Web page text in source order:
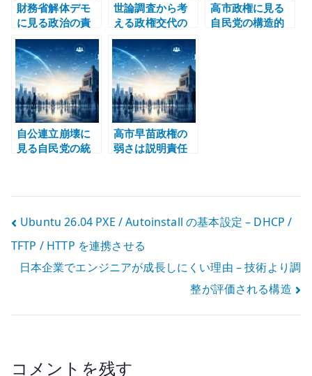
財務省解体デモ
に見る政治の責
任転嫁 – 消費
税、社会保険
料、国会の責任
世論調査から考
える政権交代の
難しさ – 自民党
不信が野党支持
に直結しない理
由
高市政権に見る
自民党の構造的
自公連立崩壊に
見る自民党の統
高市早苗政権の
弱さは説明責任
の公正
投
稿
ナ
ビ
ー
Ubuntu 26.04 PXE / Autoinstall の基本設定 – DHCP /
TFTP / HTTP を連携させる
日本企業でエンジニアが成長しにくい理由 – 技術より調
整が評価される構造
コメントを残す